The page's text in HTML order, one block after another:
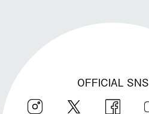
OFFICIAL SNS